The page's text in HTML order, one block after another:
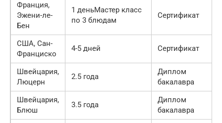
Франция,
Эжени-ле-
Бен
1 деньМастер класс
по 3 блюдам
Сертификат
США, Сан-
Франциско
4-5 дней Сертификат
Швейцария,
Люцерн
2.5 года
Диплом
бакалавра
Швейцария,
Блюш
3.5 года
Диплом
бакалавра